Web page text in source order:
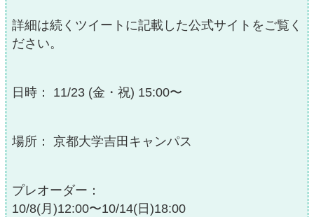
詳細は続くツイートに記載した公式サイトをご覧く
ださい。
日時： 11/23 (金・祝) 15:00〜
場所： 京都大学吉田キャンパス
プレオーダー：
10/8(月)12:00〜10/14(日)18:00